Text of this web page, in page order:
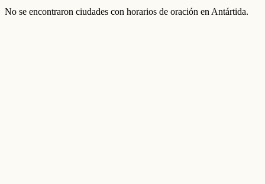
No se encontraron ciudades con horarios de oración en Antártida.